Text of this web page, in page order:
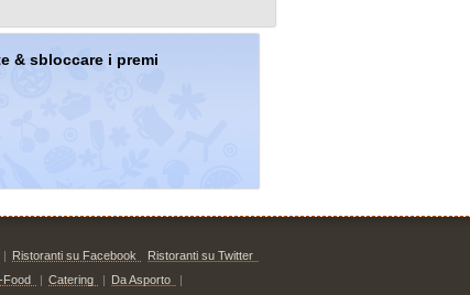
& sbloccare i premi
| Ristoranti su Facebook
Ristoranti su Twitter
Food | Catering | Da Asporto |